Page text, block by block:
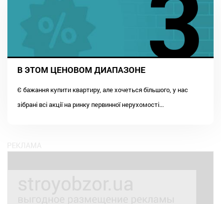
В ЭТОМ ЦЕНОВОМ ДИАПАЗОНЕ
Є бажання купити квартиру, але хочеться більшого, у нас
зібрані всі акції на ринку первинної нерухомості...